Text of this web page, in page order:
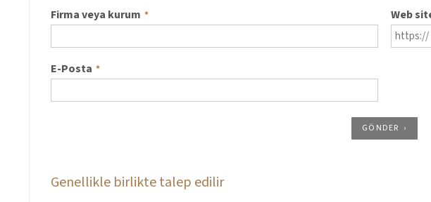
Firma veya kurum * Web
E-Posta *
GÖNDER
Genellikle birlikte talep edilir